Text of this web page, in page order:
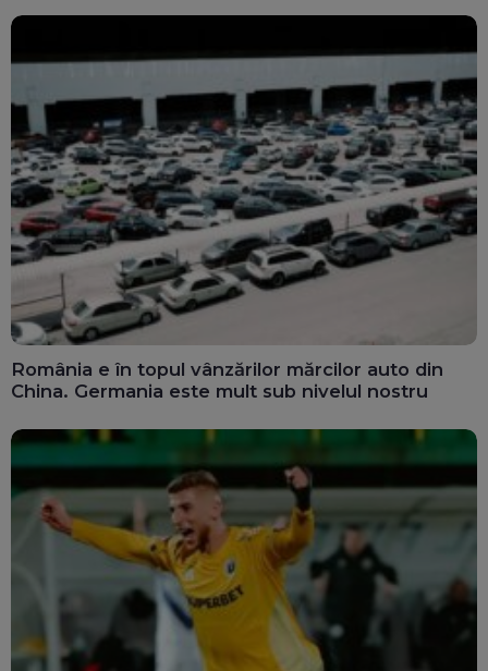
România e în topul vânzărilor mărcilor auto din
China. Germania este mult sub nivelul nostru